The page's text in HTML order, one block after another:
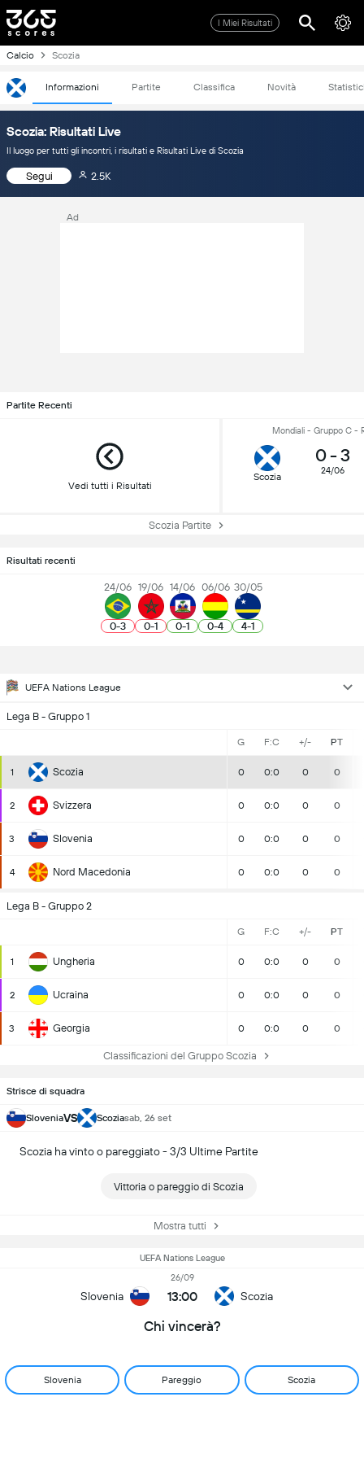
I Miei Risultati
Calcio Scozia
Informazioni Partite Classifica Novità
Scozia: Risultati Live
Il luogo per tutti gli incontri, i risultati e Risultati Live di Scozia
Segui 2.5K
Ad
Partite Recenti
Vedi tutti i Risultati
Mondiali - Gruppo C -
Scozia
0- 3
24/06
Scozia Partite
Risultati recenti
24/06
0-3
19/06
0-1
14/06
0-1
06/06
0-4
30/05
4-1
UEFA Nations League
Lega B - Gruppo 1
G F:C +/- PT
1 Scozia 0 0:0 0 0
2 Svizzera 0 0:0 0 0
3 Slovenia 0 0:0 0 0
4 Nord Macedonia 0 0:0 0 0
Lega B - Gruppo 2
G F:C +/- PT
1 Ungheria 0 0:0 0 0
2 Ucraina 0 0:0 0 0
3 Georgia 0 0:0 0 0
Classificazioni del Gruppo Scozia
Strisce di squadra
SloveniaVS Scoziasab, 26 set
Scozia ha vinto o pareggiato - 3/3 Ultime Partite
Vittoria o pareggio di Scozia
Mostra tutti
UEFA Nations League
Slovenia
26/09
13:00 Scozia
Chi vincerà?
Slovenia Pareggio Scozia